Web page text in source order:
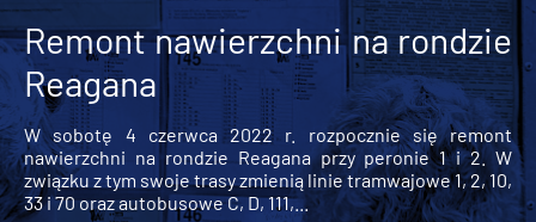
Remont nawierzchni na rondzie
Reagana
W sobotę 4 czerwca 2022 r. rozpocznie się remont
nawierzchni na rondzie Reagana przy peronie 1 i 2. W
związku z tym swoje trasy zmienią linie tramwajowe 1, 2, 10,
33 i 70 oraz autobusowe C, D, 111,...